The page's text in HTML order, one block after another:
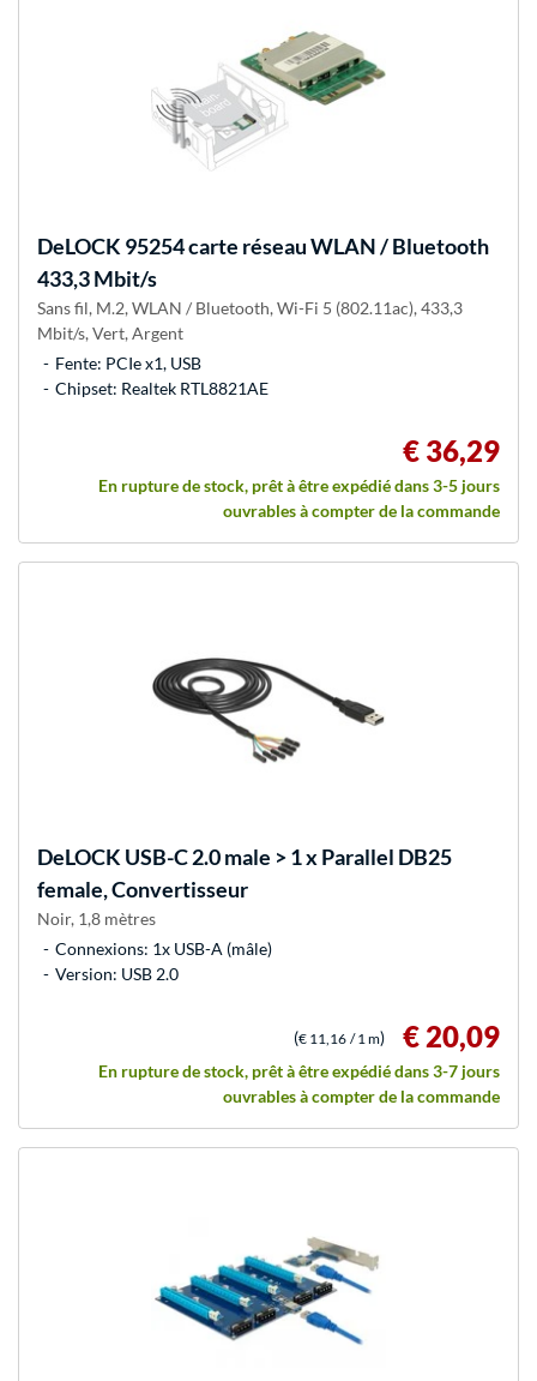
DeLOCK 95254 carte réseau WLAN / Bluetooth
433,3 Mbit/s
Sans fil, M.2, WLAN / Bluetooth, Wi-Fi 5 (802.11ac), 433,3
Mbit/s, Vert, Argent
Fente: PCIe x1, USB
Chipset: Realtek RTL8821AE
€ 36,29
En rupture de stock, prêt à être expédié dans 3-5 jours
ouvrables à compter de la commande
DeLOCK USB-C 2.0 male > 1 x Parallel DB25
female, Convertisseur
Noir, 1,8 mètres
Connexions: 1x USB-A (mâle)
Version: USB 2.0
(€ 11,16 / 1 m) € 20,09
En rupture de stock, prêt à être expédié dans 3-7 jours
ouvrables à compter de la commande